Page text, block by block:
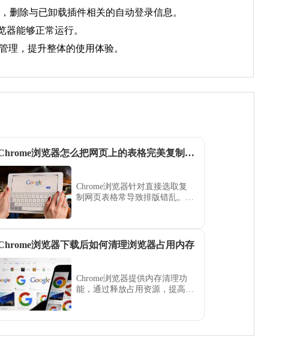
删除与已卸载插件相关的自动登录信息。
能够正常运行。
理，提升整体的使用体验。
Chrome浏览器怎么把网页上的表格完美复制到Excel
Chrome浏览器针对直接选取复
制网页表格常导致排版错乱。利
中。
浏览器下载后如何清理浏览器占用内存
Chrome浏览器提供内存清理功
能，通过释放占用资源，提高浏